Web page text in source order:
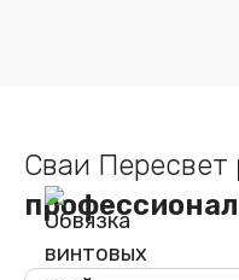
Сваи Пересвет